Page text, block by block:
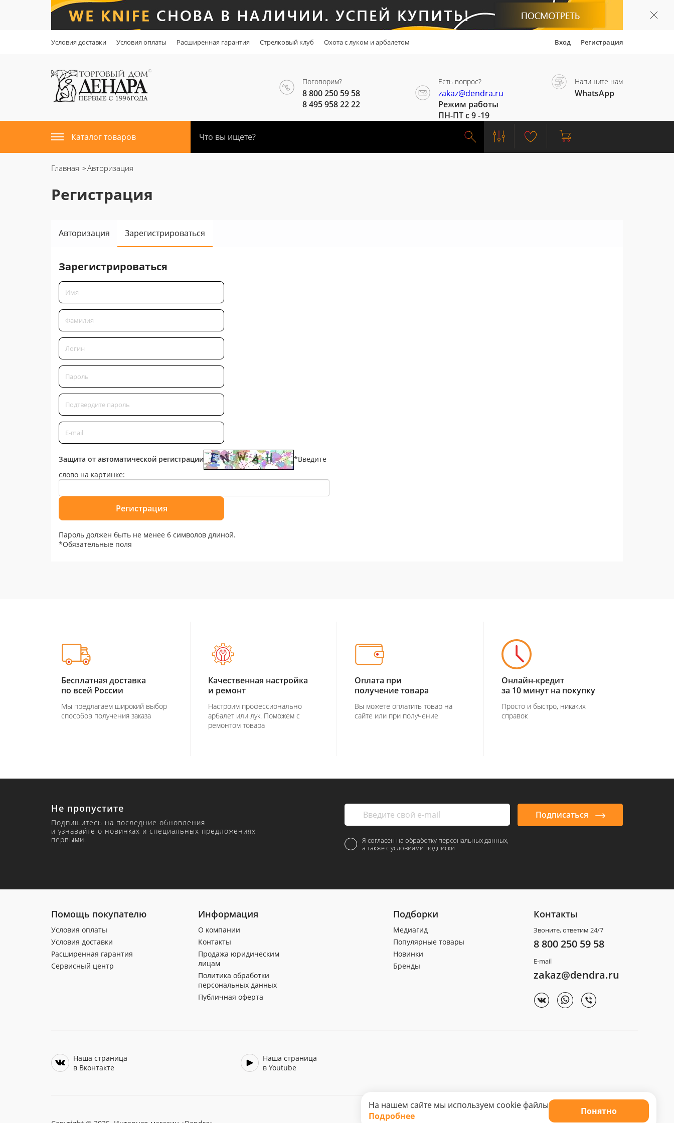
Условия доставки Условия оплаты Расширенная гарантия Стрелковый клуб Охота с луком и арбалетом Вход Регистрация
Поговорим?
8 800 250 59 58
8 495 958 22 22
Есть вопрос?
zakaz@dendra.ru
Режим работы
ПН-ПТ с 9 -19
Напишите нам
WhatsApp
Каталог товаров
Главная Авторизация
Регистрация
Авторизация Зарегистрироваться
Зарегистрироваться
Защита от автоматической регистрации *Введите
слово на картинке:
Пароль должен быть не менее 6 символов длиной.
*Обязательные поля
Бесплатная доставка
по всей России
Мы предлагаем широкий выбор
способов получения заказа
Качественная настройка
и ремонт
Настроим профессионально
арбалет или лук. Поможем с
ремонтом товара
Оплата при
получение товара
Вы можете оплатить товар на
сайте или при получение
Онлайн-кредит
за 10 минут на покупку
Просто и быстро, никаких
справок
Не пропустите
Подпишитесь на последние обновления
и узнавайте о новинках и специальных предложениях
первыми.
Подписаться
Я согласен на обработку персональных данных,
а также с условиями подписки
Помощь покупателю
Условия оплаты
Условия доставки
Расширенная гарантия
Сервисный центр
Информация
О компании
Контакты
Продажа юридическим
лицам
Политика обработки
персональных данных
Публичная оферта
Подборки
Медиагид
Популярные товары
Новинки
Бренды
Контакты
Звоните, ответим 24/7
8 800 250 59 58
E-mail
zakaz@dendra.ru
Наша страница
в Вконтакте
Наша страница
в Youtube
На нашем сайте мы используем cookie файлы
Подробнее
Понятно